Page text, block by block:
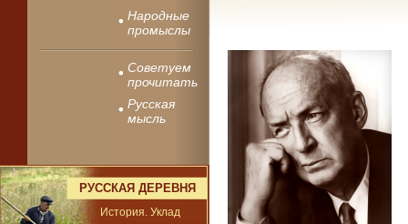
Народные
промыслы
Советуем
прочитать
Русская
мысль
РУССКАЯ ДЕРЕВНЯ
История. Уклад